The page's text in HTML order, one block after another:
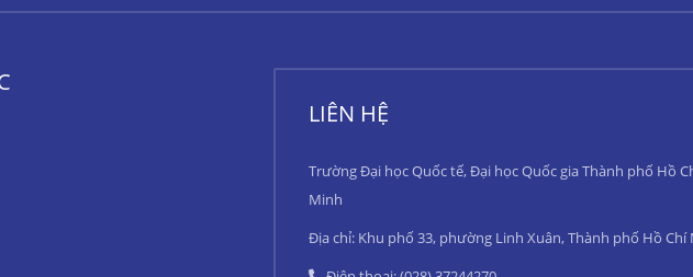
LIÊN HỆ
Trường Đại học Quốc tế, Đại học Quốc gia Thành phố Hồ
Minh
Địa chỉ: Khu phố 33, phường Linh Xuân, Thành phố Hồ Chí